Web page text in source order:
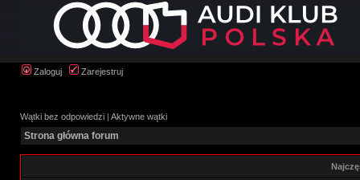
Zaloguj Zarejestruj
Wątki bez odpowiedzi | Aktywne wątki
Strona główna forum